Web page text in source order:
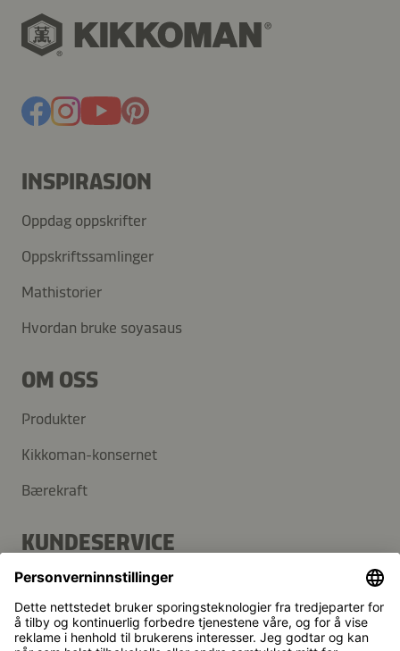
INSPIRASJON
Oppdag oppskrifter
Oppskriftssamlinger
Mathistorier
Hvordan bruke soyasaus
OM OSS
Produkter
Kikkoman-konsernet
Bærekraft
KUNDESERVICE
Vanlige spørsmål
Kontakt